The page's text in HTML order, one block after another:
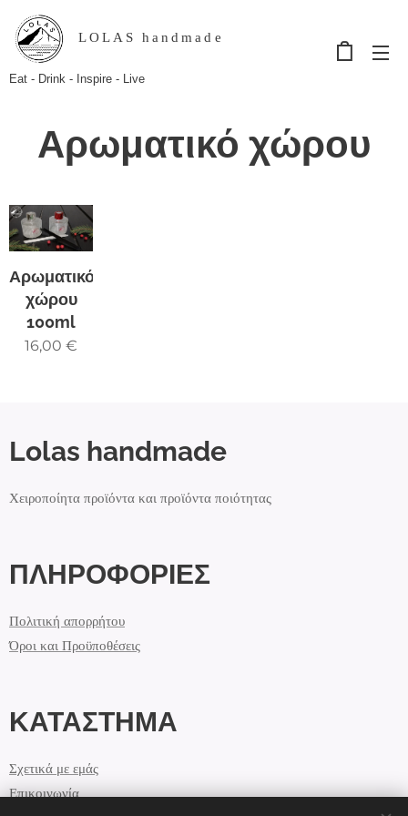
LOLAS handmade
Eat - Drink - Inspire - Live
Αρωματικό χώρου
Αρωματικό
χώρου
100ml
16,00 €
Lolas handmade
Χειροποίητα προϊόντα και προϊόντα ποιότητας
ΠΛΗΡΟΦΟΡΙΕΣ
Πολιτική απορρήτου
Όροι και Προϋποθέσεις
ΚΑΤΑΣΤΗΜΑ
Σχετικά με εμάς
Επικοινωνία